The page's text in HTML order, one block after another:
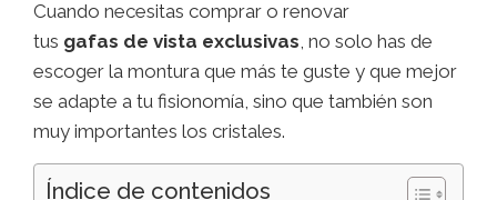
Cuando necesitas comprar o renovar
tus gafas de vista exclusivas, no solo has de
escoger la montura que más te guste y que mejor
se adapte a tu fisionomía, sino que también son
muy importantes los cristales.
Índice de contenidos